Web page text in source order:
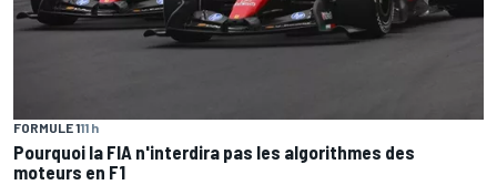
FORMULE 111 h
Pourquoi la FIA n'interdira pas les algorithmes des
moteurs en F1